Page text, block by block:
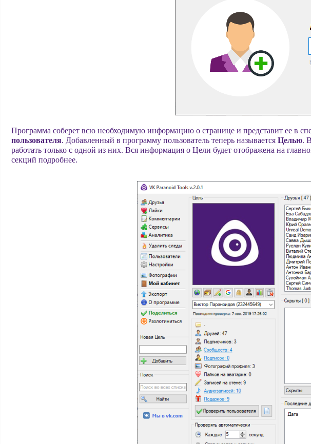
Программа соберет всю необходимую информацию о странице и представит ее в
пользователя. Добавленный в программу пользователь теперь называется Целью.
работать только с одной из них. Вся информация о Цели будет отображена на
секций подробнее.